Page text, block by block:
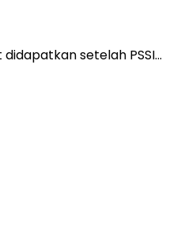
setelah PSSI…